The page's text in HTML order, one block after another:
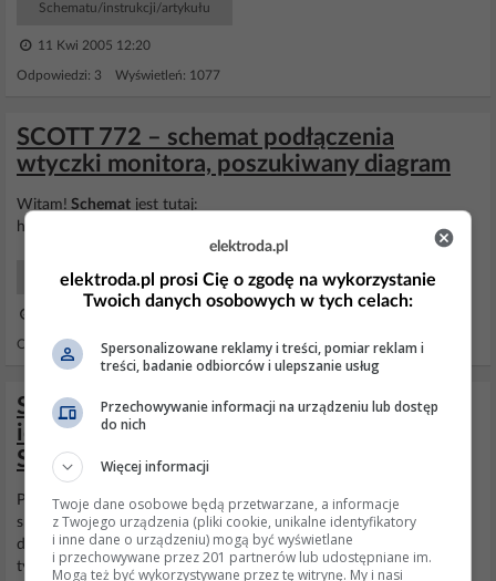
Schematu/instrukcji/artykułu
11 Kwi 2005 12:20
Odpowiedzi: 3 Wyświetleń: 1077
SCOTT 772 – schemat podłączenia
wtyczki monitora, poszukiwany diagram
Witam! Schemat jest tutaj:
http://archive.espec.ws/server2/manuals/...
Schematu/instrukcji/artykułu
Odpowiedzi: 1 Wyświetleń: 1263
Schemat LCD TV/DVD Scott DTXi700 –
identyfikacja IC102 (RT9161A) i elementu
SMD
Poszukujęschematujak wyżej .Ktoś podłączył 24v i zrobił spięcie
spalił sie jakiś element smd wygląda na tranzystor nie można
dokładnie odczytac ic 102 (RT)? 9161A znalazłem że to stabilizator
tylko jaki
elektroda.pl
elektroda.pl prosi Cię o zgodę na wykorzystanie
Twoich danych osobowych w tych celach:
Spersonalizowane reklamy i treści, pomiar reklam i
treści, badanie odbiorców i ulepszanie usług
Przechowywanie informacji na urządzeniu lub dostęp
do nich
Więcej informacji
Twoje dane osobowe będą przetwarzane, a informacje
z Twojego urządzenia (pliki cookie, unikalne identyfikatory
i inne dane o urządzeniu) mogą być wyświetlane
i przechowywane przez 201 partnerów lub udostępniane im.
Mogą też być wykorzystywane przez tę witrynę. My i nasi